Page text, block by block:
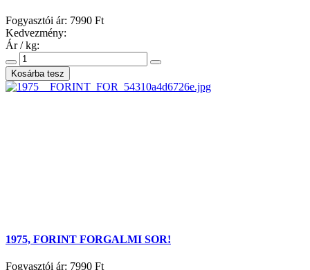
Fogyasztói ár: 7990 Ft
Kedvezmény:
Ár / kg:
1975, FORINT FORGALMI SOR!
Fogyasztói ár: 7990 Ft